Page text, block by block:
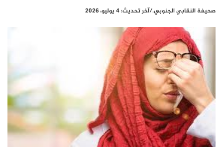
صحيفة النقابي الجنوبي./آخر تحديث: 4 يوليو، 2026